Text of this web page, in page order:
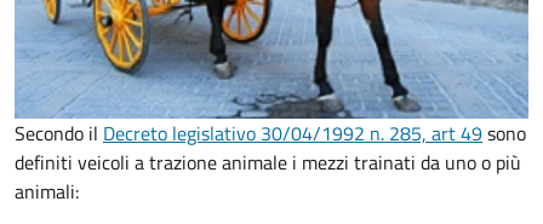
Secondo il Decreto legislativo 30/04/1992 n. 285, art 49sono
definiti veicoli a trazione animale i mezzi trainati da uno o più
animali: